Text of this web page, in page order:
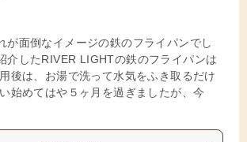
が面倒なイメージの鉄のフライパンでし
介したRIVER LIGHTの鉄のフライパンは
後は、お湯で洗って水気をふき取るだけ
始めてはや５ヶ月を過ぎましたが、今